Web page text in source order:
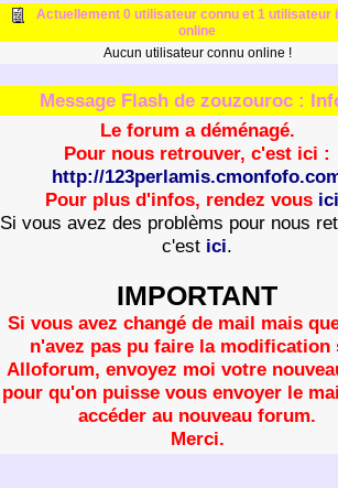
Actuellement 0 utilisateur connu et 1 utilisateur
online
Aucun utilisateur connu online !
Message Flash de zouzouroc :
Le forum a déménagé.
Pour nous retrouver, c'est ici :
http://
Pour plus d'infos, rendez vous ici
Si vous avez des problèms pour nous
c'est ici.
IMPORTANT
Si vous avez changé de mail mais
n'avez pas pu faire la modification
Alloforum, envoyez moi votre
pour qu'on puisse vous envoyer le
accéder au nouveau forum.
Merci.